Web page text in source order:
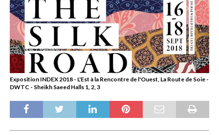
Exposition INDEX 2018 - L'Est à la Rencontre de l'Ouest, La Route de Soie -
DWTC - Sheikh Saeed Halls 1, 2, 3